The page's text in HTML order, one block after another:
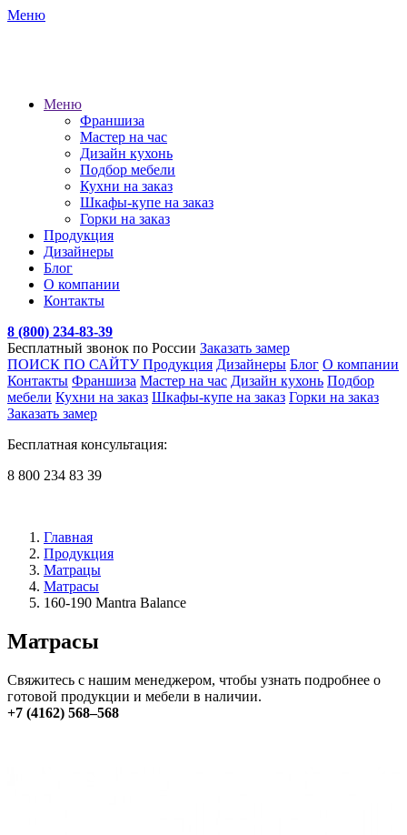
Меню
Меню
Франшиза
Мастер на час
Дизайн кухонь
Подбор мебели
Кухни на заказ
Шкафы-купе на заказ
Горки на заказ
Продукция
Дизайнеры
Блог
О компании
Контакты
8 (800) 234-83-39
Бесплатный звонок по России Заказать замер
ПОИСК ПО САЙТУПродукция Дизайнеры Блог О компании
Контакты Франшиза Мастер на час Дизайн кухонь Подбор
мебели Кухни на заказ Шкафы-купе на заказ Горки на заказ
Заказать замер
Бесплатная консультация:
8 800 234 83 39
Главная
Продукция
Матрацы
Матрасы
160-190 Mantra Balance
Матрасы
Свяжитесь с нашим менеджером, чтобы узнать подробнее о
готовой продукции и мебели в наличии.
+7 (4162) 568–568